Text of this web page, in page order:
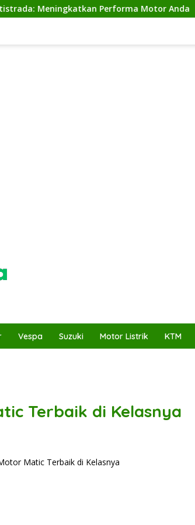
Performa Motor Anda
Vespa Suzuki Motor Listrik KTM
Terbaik di Kelasnya